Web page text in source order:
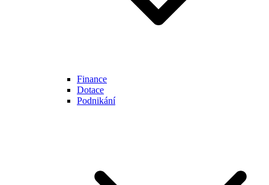
Finance
Dotace
Podnikání